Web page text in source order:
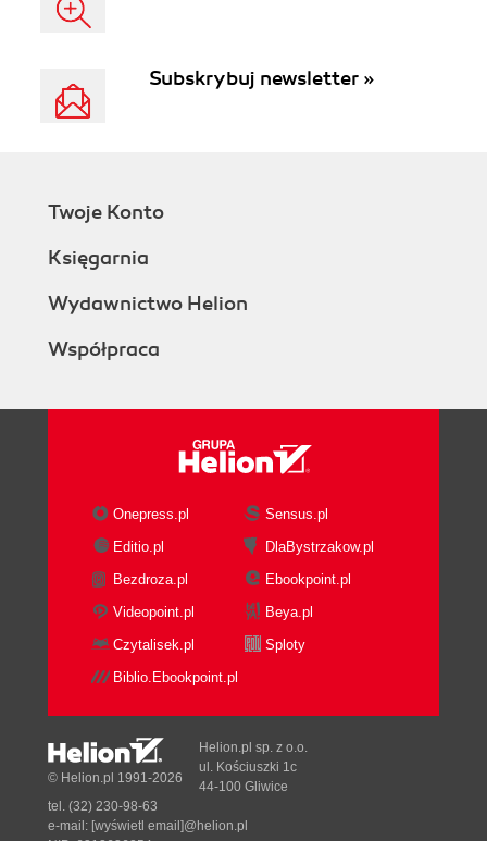
Subskrybuj newsletter »
Twoje Konto
Księgarnia
Wydawnictwo Helion
Współpraca
Onepress.pl
Sensus.pl
Editio.pl
DlaBystrzakow.pl
Bezdroza.pl
Ebookpoint.pl
Videopoint.pl
Beya.pl
Czytalisek.pl
Sploty
Biblio.Ebookpoint.pl
© Helion.pl 1991-2026
Helion.pl sp. z o.o.
ul. Kościuszki 1c
44-100 Gliwice
tel. (32) 230-98-63
e-mail: [wyświetl email]@helion.pl